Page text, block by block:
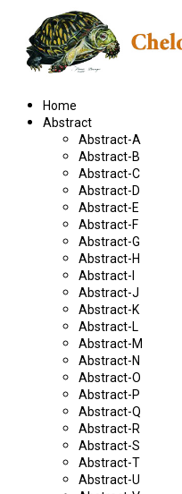
Home
Abstract
Abstract-A
Abstract-B
Abstract-C
Abstract-D
Abstract-E
Abstract-F
Abstract-G
Abstract-H
Abstract-I
Abstract-J
Abstract-K
Abstract-L
Abstract-M
Abstract-N
Abstract-O
Abstract-P
Abstract-Q
Abstract-R
Abstract-S
Abstract-T
Abstract-U